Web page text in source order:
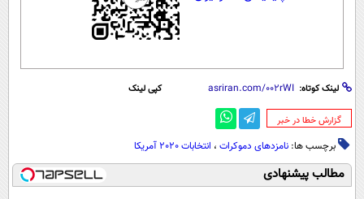
لینک کوتاه: کپی لینک
‌گزارش خطا در خبر
برچسب ها: نامزدهای دموکرات ، انتخابات 2020 آمریکا
مطالب پیشنهادی